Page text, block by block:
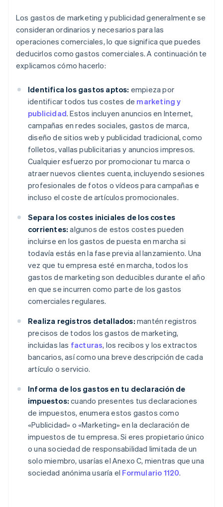
Los gastos de marketing y publicidad generalmente se
consideran ordinarios y necesarios para las
operaciones comerciales, lo que significa que puedes
deducirlos como gastos comerciales. A continuación te
explicamos cómo hacerlo:
Identifica los gastos aptos: empieza por
identificar todos tus costes de marketing y
publicidad. Estos incluyen anuncios en Internet,
campañas en redes sociales, gastos de marca,
diseño de sitios web y publicidad tradicional, como
folletos, vallas publicitarias y anuncios impresos.
Cualquier esfuerzo por promocionar tu marca o
atraer nuevos clientes cuenta, incluyendo sesiones
profesionales de fotos o vídeos para campañas e
incluso el coste de artículos promocionales.
Separa los costes iniciales de los costes
corrientes: algunos de estos costes pueden
incluirse en los gastos de puesta en marcha si
todavía estás en la fase previa al lanzamiento. Una
vez que tu empresa esté en marcha, todos los
gastos de marketing son deducibles durante el año
en que se incurren como parte de los gastos
comerciales regulares.
Realiza registros detallados: mantén registros
precisos de todos los gastos de marketing,
incluidas las facturas, los recibos y los extractos
bancarios, así como una breve descripción de cada
artículo o servicio.
Informa de los gastos en tu declaración de
impuestos: cuando presentes tus declaraciones
de impuestos, enumera estos gastos como
«Publicidad» o «Marketing» en la declaración de
impuestos de tu empresa. Si eres propietario único
o una sociedad de responsabilidad limitada de un
solo miembro, usarías el Anexo C, mientras que una
sociedad anónima usaría el Formulario 1120.